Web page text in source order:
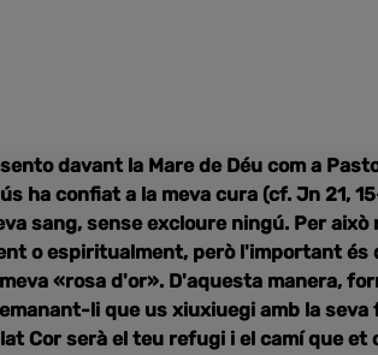
davant la Mare de Déu com a
ha confiat a la meva cura (cf. Jn 21,
sang, sense excloure ningú. Per
o espiritualment, però l'important és
«rosa d'or». D'aquesta manera,
li que us xiuxiuegi amb la
Cor serà el teu refugi i el camí que et